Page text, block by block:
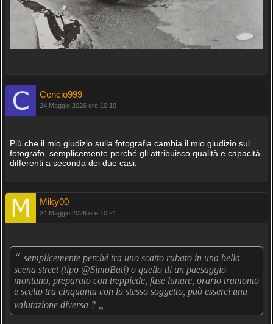
Cencio999
24 Maggio 2026 ore 10:19
Più che il mio giudizio sulla fotografia cambia il mio giudizio sul
fotografo, semplicemente perché gli attribuisco qualità e capacità
differenti a seconda dei due casi.
Miky00
24 Maggio 2026 ore 10:21
“ semplicemente perché tra uno scatto rubato in una bella
scena street (tipo @SimoBati) o quello di un paesaggio
montano, preparato con treppiede, fase lunare, orario tramonto
e scelto tra cinquanta con lo stesso soggetto, può esserci una
valutazione diversa ? „